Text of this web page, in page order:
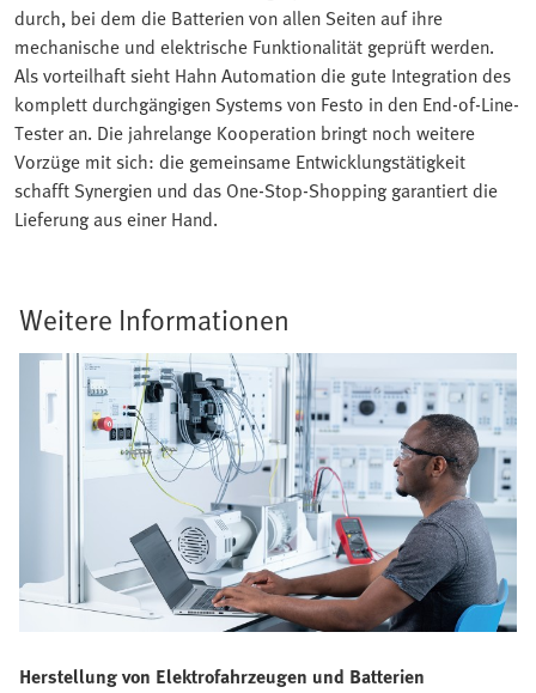
durch, bei dem die Batterien von allen Seiten auf ihre
mechanische und elektrische Funktionalität geprüft werden.
Als vorteilhaft sieht Hahn Automation die gute Integration des
komplett durchgängigen Systems von Festo in den End-of-Line-
Tester an. Die jahrelange Kooperation bringt noch weitere
Vorzüge mit sich: die gemeinsame Entwicklungstätigkeit
schafft Synergien und das One-Stop-Shopping garantiert die
Lieferung aus einer Hand.
Weitere Informationen
Herstellung von Elektrofahrzeugen und Batterien